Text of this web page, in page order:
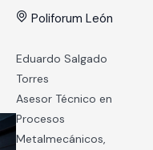
Poliforum León
Eduardo Salgado
Torres
Asesor Técnico en
Procesos
Metalmecánicos,